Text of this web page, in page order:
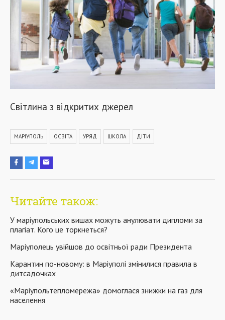
Світлина з відкритих джерел
МАРІУПОЛЬ ОСВІТА УРЯД ШКОЛА ДІТИ
Читайте також:
У маріупольських вишах можуть анулювати дипломи за
плагіат. Кого це торкнеться?
Маріуполець увійшов до освітньої ради Президента
Карантин по-новому: в Маріуполі змінилися правила в
дитсадочках
«Маріупольтепломережа» домоглася знижки на газ для
населення